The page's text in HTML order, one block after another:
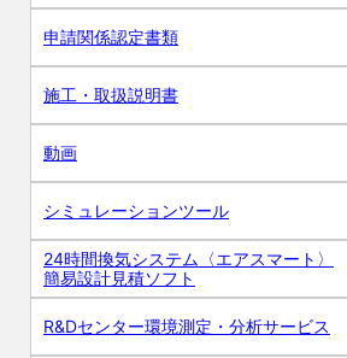
申請関係認定書類
施工・取扱説明書
動画
シミュレーションツール
24時間換気システム〈エアスマート〉
簡易設計見積ソフト
R&Dセンター環境測定・分析サービス